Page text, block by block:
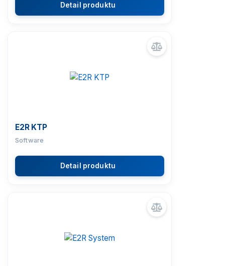
Software
Detail produktu
E2R KTP
Software
Detail produktu